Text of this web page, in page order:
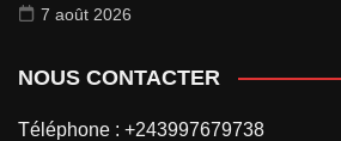
7 août 2026
NOUS CONTACTER
Téléphone : +243997679738